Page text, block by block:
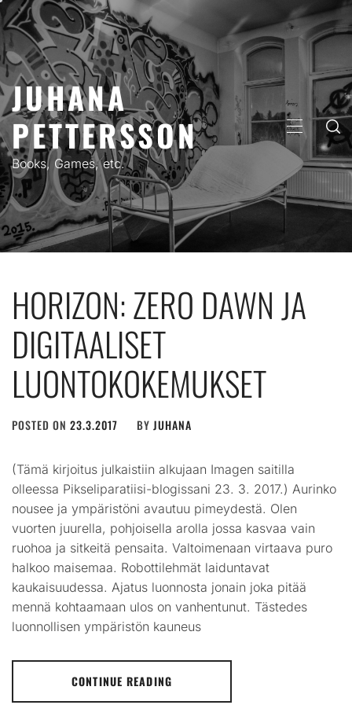
Skip
to
content
JUHANA
PETTERSSON
Books, Games, etc.
PRIMARY
MENU
HORIZON: ZERO DAWN JA
DIGITAALISET
LUONTOKOKEMUKSET
POSTED ON 23.3.2017 BY JUHANA
(Tämä kirjoitus julkaistiin alkujaan Imagen saitilla
olleessa Pikseliparatiisi-blogissani 23. 3. 2017.) Aurinko
nousee ja ympäristöni avautuu pimeydestä. Olen
vuorten juurella, pohjoisella arolla jossa kasvaa vain
ruohoa ja sitkeitä pensaita. Valtoimenaan virtaava puro
halkoo maisemaa. Robottilehmät laiduntavat
kaukaisuudessa. Ajatus luonnosta jonain joka pitää
mennä kohtaamaan ulos on vanhentunut. Tästedes
luonnollisen ympäristön kauneus
CONTINUE READING